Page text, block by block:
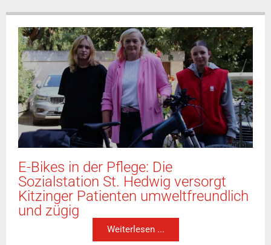
E-Bikes in der Pflege: Die
Sozialstation St. Hedwig versorgt
Kitzinger Patienten umweltfreundlich
und zügig
Weiterlesen ...